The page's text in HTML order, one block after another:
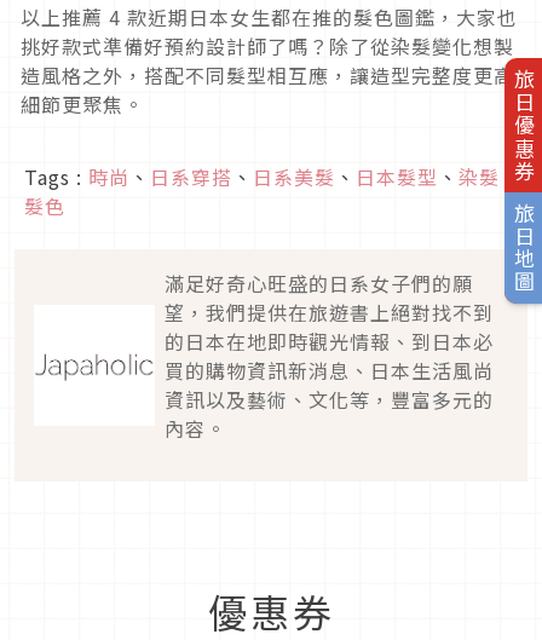
旅日優惠券
旅日地圖
以上推薦 4 款近期日本女生都在推的髮色圖鑑，大家也
挑好款式準備好預約設計師了嗎？除了從染髮變化想製
造風格之外，搭配不同髮型相互應，讓造型完整度更高
細節更聚焦。
Tags : 時尚 、 日系穿搭 、 日系美髮 、 日本髮型 、 染髮 、
髮色
滿足好奇心旺盛的日系女子們的願
望，我們提供在旅遊書上絕對找不到
的日本在地即時觀光情報、到日本必
買的購物資訊新消息、日本生活風尚
資訊以及藝術、文化等，豐富多元的
內容。
優惠券